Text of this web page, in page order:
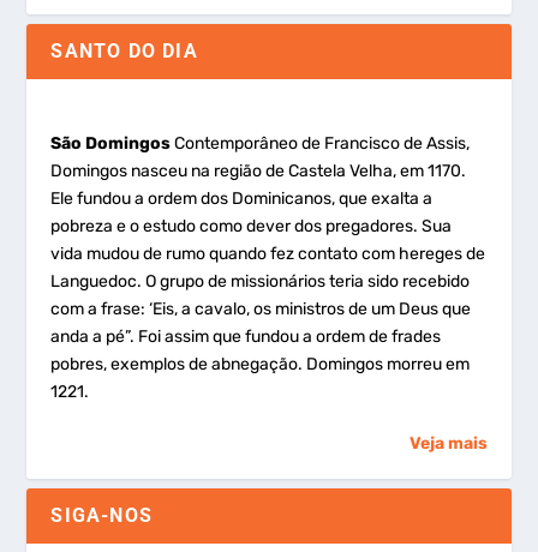
SANTO DO DIA
São DomingosContemporâneo de Francisco de Assis,
Domingos nasceu na região de Castela Velha, em 1170.
Ele fundou a ordem dos Dominicanos, que exalta a
pobreza e o estudo como dever dos pregadores. Sua
vida mudou de rumo quando fez contato com hereges de
Languedoc. O grupo de missionários teria sido recebido
com a frase: ‘Eis, a cavalo, os ministros de um Deus que
anda a pé”. Foi assim que fundou a ordem de frades
pobres, exemplos de abnegação. Domingos morreu em
1221.
Veja mais
SIGA-NOS